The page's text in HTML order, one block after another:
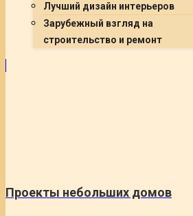
Лучший дизайн интерьеров
Зарубежный взгляд на
строительство и ремонт
Проекты небольших домов